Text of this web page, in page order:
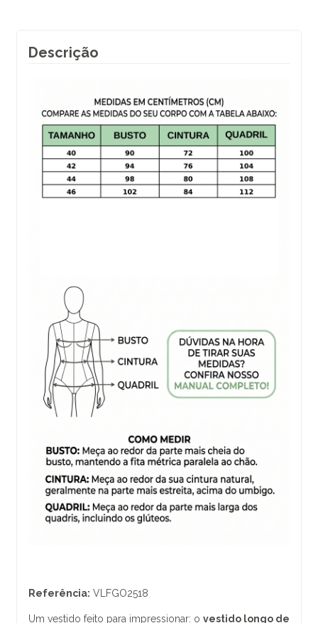
Descrição
Referência: VLFGO2518
Um vestido feito para impressionar: o vestido longo de